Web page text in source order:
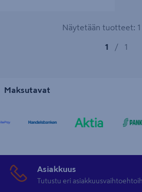
Näytetään tuotteet: 1
1 / 1
Maksutavat
Asiakkuus
Tutustu eri